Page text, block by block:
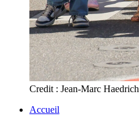
Credit : Jean-Marc Haedrich
Accueil